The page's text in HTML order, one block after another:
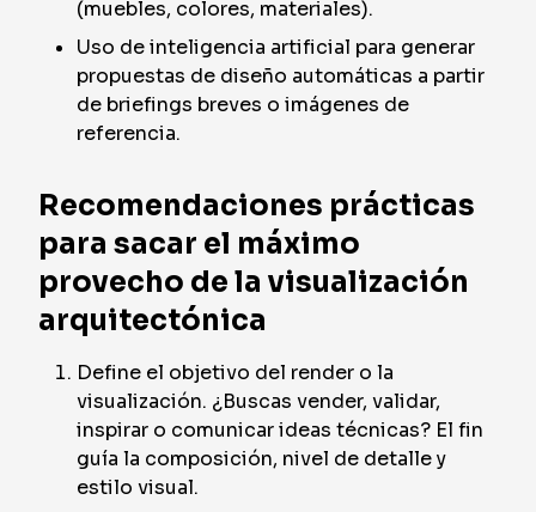
(muebles, colores, materiales).
Uso de inteligencia artificial para generar
propuestas de diseño automáticas a partir
de briefings breves o imágenes de
referencia.
Recomendaciones prácticas
para sacar el máximo
provecho de la visualización
arquitectónica
Define el objetivo del render o la
visualización. ¿Buscas vender, validar,
inspirar o comunicar ideas técnicas? El fin
guía la composición, nivel de detalle y
estilo visual.